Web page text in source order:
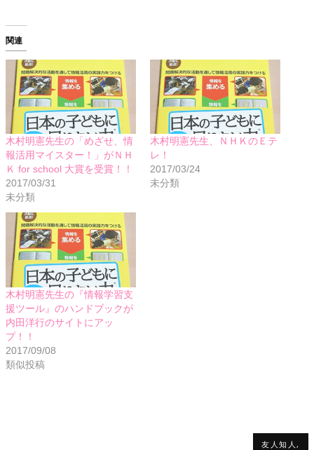
関連
木村明憲先生の「めざせ、情
報活用マイスター！」がＮＨ
Ｋ for school 大賞を受賞！！
2017/03/31
未分類
木村明憲先生、ＮＨＫのＥテ
レ！
2017/03/24
未分類
木村明憲先生の『情報学習支
援ツール』のハンドブックが
内田洋行のサイトにアッ
プ！！
2017/09/08
類似投稿
友人知人,